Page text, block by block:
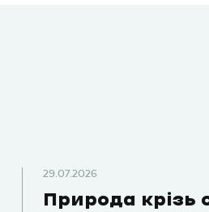
29.07.2026
Природа крізь